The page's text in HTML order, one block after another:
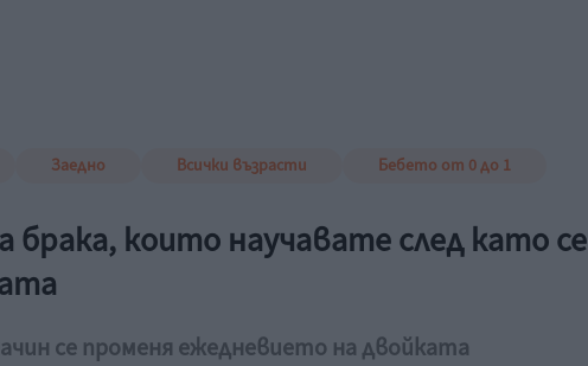
Заедно Всички възрасти Бебето от 0 до 1
брака, които научавате след като се
се променя ежедневието на двойката